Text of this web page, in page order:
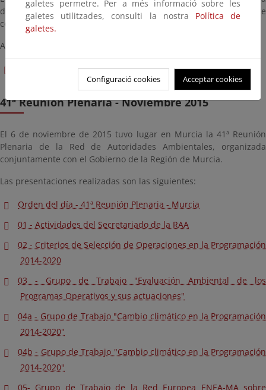
de la Red de Autoridades Ambientales, organizada conjuntamente
con el Gobierno de la Ciudad Autónoma de Ceuta.
A continuación, puede consultar el orden del día de la reunión:
Orden del día - 42ª Reunión Plenaria - Ceuta
41ª Reunión Plenaria - Noviembre 2015
El 6 de noviembre de 2015 tuvo lugar en Murcia la 41ª Reunión
Plenaria de la Red de Autoridades Ambientales, organizada
conjuntamente con el Gobierno de la Región de Murcia.
Las presentaciones realizadas son las siguientes:
Orden del día - 41ª Reunión Plenaria - Murcia
01 - Actividades del Secretariado de la RAA
02 - Criterios de Selección de Operaciones en la Programación
2014-2020
03 - Grupo de Trabajo "Evaluación Ambiental de los
Programas Operativos y sus actuaciones"
04a - Grupo de Trabajo "Cambio climático en la Programación
2014-2020"
04b - Grupo de Trabajo "Cambio climático en la Programación
2014-2020"
05- Grupo de Trabajo de la Red Europea ENEA-MA sobre
galetes permetre. Per a més informació sobre les
galetes utilitzades, consulti la nostra Política de
galetes.
Configuració cookies Acceptar cookies